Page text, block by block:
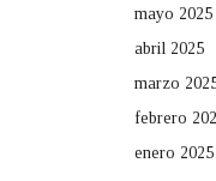
mayo 2025
abril 2025
marzo
febrero
enero 2025